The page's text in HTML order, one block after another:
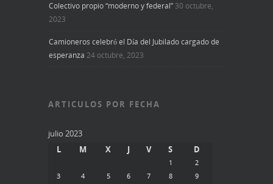
Colectivo propio “moderno y federal” 30 octubre,
2023
Camioneros celebró el Día del Jubilado cargado de
esperanza 24 octubre, 2023
ARTICULOS POR FECHA
julio 2023
L
M X J V S D
1
2
3
4 5 6 7 8
9